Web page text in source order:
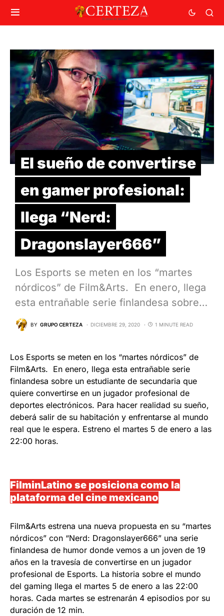
El sueño de convertirse
en gamer profesional:
llega “Nerd:
Dragonslayer666”
Los Esports se meten en los “martes
nórdicos” de Film&Arts. En enero, llega
esta entrañable serie finlandesa sobre…
BY GRUPO CERTEZA DICIEMBRE 29, 2020 1 MINUTE READ
Los Esports se meten en los “martes nórdicos” de
Film&Arts. En enero, llega esta entrañable serie
finlandesa sobre un estudiante de secundaria que
quiere convertirse en un jugador profesional de
deportes electrónicos. Para hacer realidad su sueño,
deberá salir de su habitación y enfrentarse al mundo
real que le espera. Estreno el martes 5 de enero a las
22:00 horas.
FilminLatino se posiciona como la
plataforma del cine mexicano
Film&Arts estrena una nueva propuesta en su “martes
nórdicos” con “Nerd: Dragonslayer666” una serie
finlandesa de humor donde vemos a un joven de 19
años en la travesía de convertirse en un jugador
profesional de Esports. La historia sobre el mundo
del gaming llega el martes 5 de enero a las 22:00
horas. Cada martes se estrenarán 4 episodios por su
duración de 12 min.